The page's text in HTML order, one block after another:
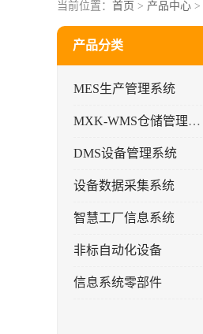
当前位置： 首页 > 产品中心 >
产品分类
MES生产管理系统
MXK-WMS仓储管理系统
DMS设备管理系统
设备数据采集系统
智慧工厂信息系统
非标自动化设备
信息系统零部件